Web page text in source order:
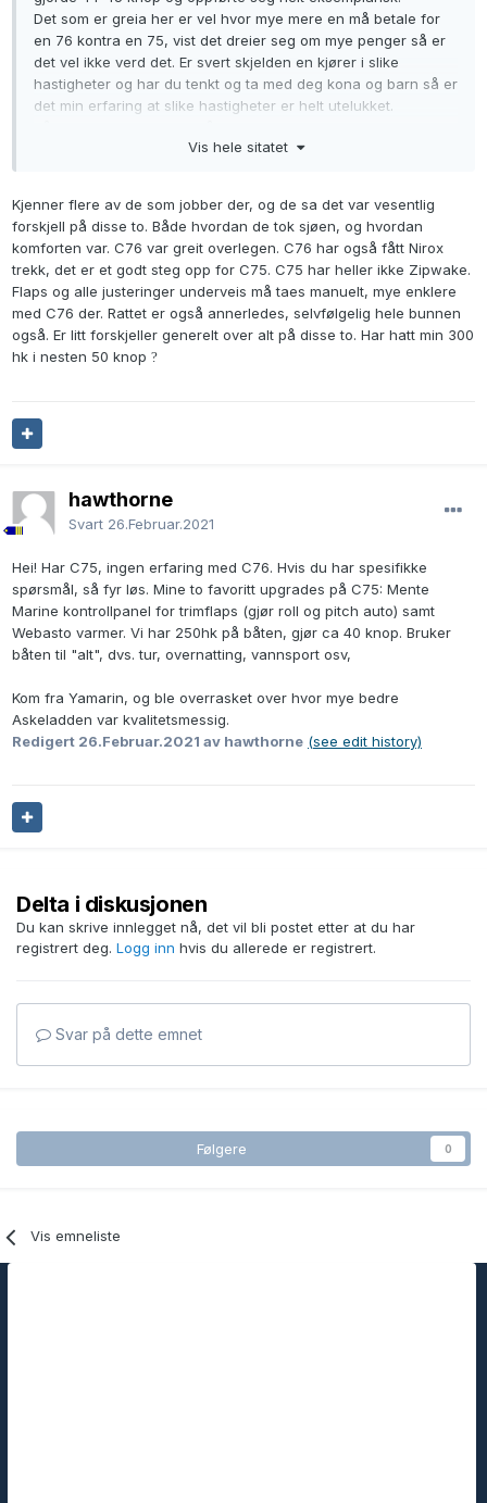
Det som er greia her er vel hvor mye mere en må betale for
en 76 kontra en 75, vist det dreier seg om mye penger så er
det vel ikke verd det. Er svert skjelden en kjører i slike
hastigheter og har du tenkt og ta med deg kona og barn så er
det min erfaring at slike hastigheter er helt utelukket.
fra fargevalget og stoff på puter og dørk.
bena.
Vis hele sitatet
Kjenner flere av de som jobber der, og de sa det var vesentlig
forskjell på disse to. Både hvordan de tok sjøen, og hvordan
komforten var. C76 var greit overlegen. C76 har også fått Nirox
trekk, det er et godt steg opp for C75. C75 har heller ikke Zipwake.
Flaps og alle justeringer underveis må taes manuelt, mye enklere
med C76 der. Rattet er også annerledes, selvfølgelig hele bunnen
også. Er litt forskjeller generelt over alt på disse to. Har hatt min 300
hk i nesten 50 knop ?
hawthorne
Svart 26.Februar.2021
Hei! Har C75, ingen erfaring med C76. Hvis du har spesifikke
spørsmål, så fyr løs. Mine to favoritt upgrades på C75: Mente
Marine kontrollpanel for trimflaps (gjør roll og pitch auto) samt
Webasto varmer. Vi har 250hk på båten, gjør ca 40 knop. Bruker
båten til "alt", dvs. tur, overnatting, vannsport osv,
Kom fra Yamarin, og ble overrasket over hvor mye bedre
Askeladden var kvalitetsmessig.
Redigert 26.Februar.2021 av hawthorne (see edit history)
Delta i diskusjonen
Du kan skrive innlegget nå, det vil bli postet etter at du har
registrert deg. Logg inn hvis du allerede er registrert.
Svar på dette emnet
Følgere 0
Vis emneliste